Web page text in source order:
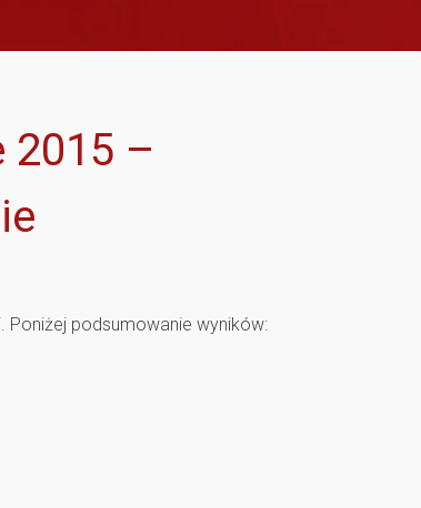
2015 –
Poniżej podsumowanie wyników: